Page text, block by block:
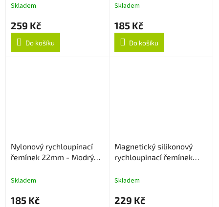
Skladem
259 Kč
Do košíku
Skladem
185 Kč
Do košíku
Nylonový rychloupínací
řemínek 22mm - Modrý
Skladem
185 Kč
Magnetický silikonový
rychloupínací řemínek
Skladem
229 Kč